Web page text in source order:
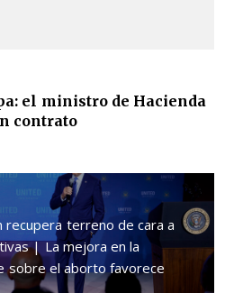
el ministro de Hacienda
contrato
recupera terreno de cara a
| La mejora en la
sobre el aborto favorece